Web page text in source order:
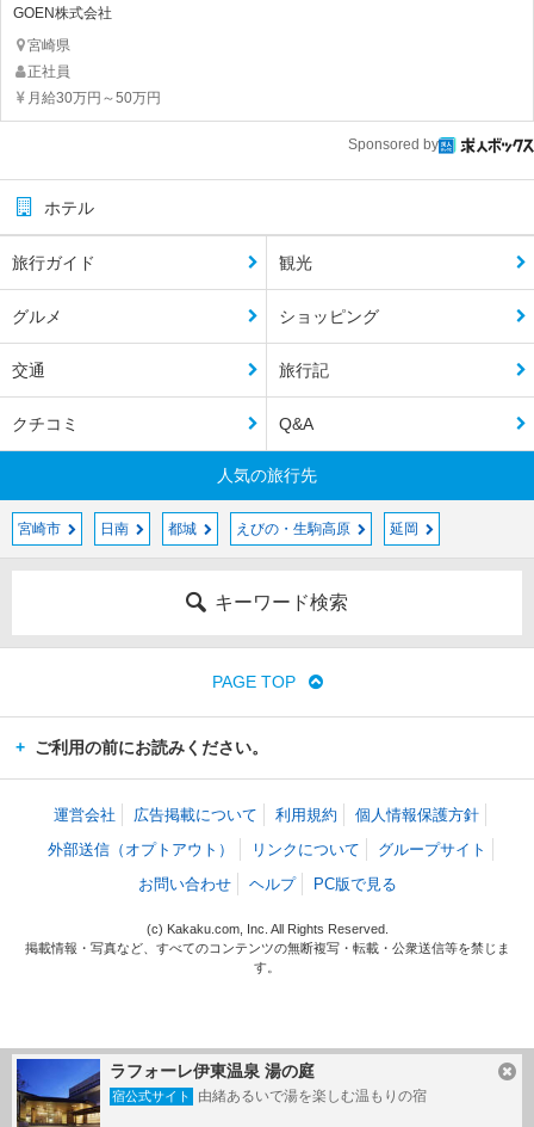
GOEN株式会社
宮崎県
正社員
月給30万円～50万円
Sponsored by
ラフォーレ伊東温泉 湯の庭
宿公式サイト 由緒あるいで湯を楽しむ温もりの宿
ホテル
旅行ガイド 観光
グルメ ショッピング
交通 旅行記
クチコミ Q&A
人気の旅行先
宮崎市 日南 都城 えびの・生駒高原 延岡
キーワード検索
PAGE TOP
ご利用の前にお読みください。
運営会社 広告掲載について 利用規約
個人情報保護方針
外部送信（オプトアウト）
リンクについて
グループサイト
お問い合わせ
ヘルプ PC版で見る
(c) Kakaku.com, Inc. All Rights Reserved.
掲載情報・写真など、すべてのコンテンツの無断複写・転載・公衆送信等を禁じま
す。